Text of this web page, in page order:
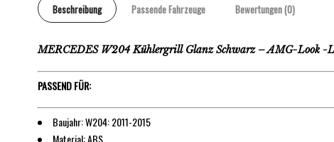
Beschreibung Passende Fahrzeuge Bewertungen (0)
MERCEDES W204 Kühlergrill Glanz Schwarz – AMG-Look -
PASSEND FÜR:
Baujahr: W204: 2011-2015